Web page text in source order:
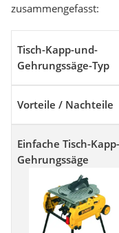
zusammengefasst:
Tisch-Kapp-und-
Gehrungssäge-Typ
Vorteile / Nachteile
Einfache Tisch-
Gehrungssäge